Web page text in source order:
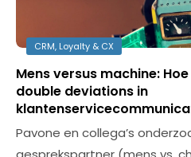
CRM, Loyalty & CX
Mens versus machine:
double deviations in
Pavone en collega’s